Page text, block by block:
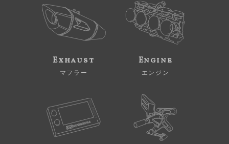
Exhaust
マフラー
Engine
エンジン